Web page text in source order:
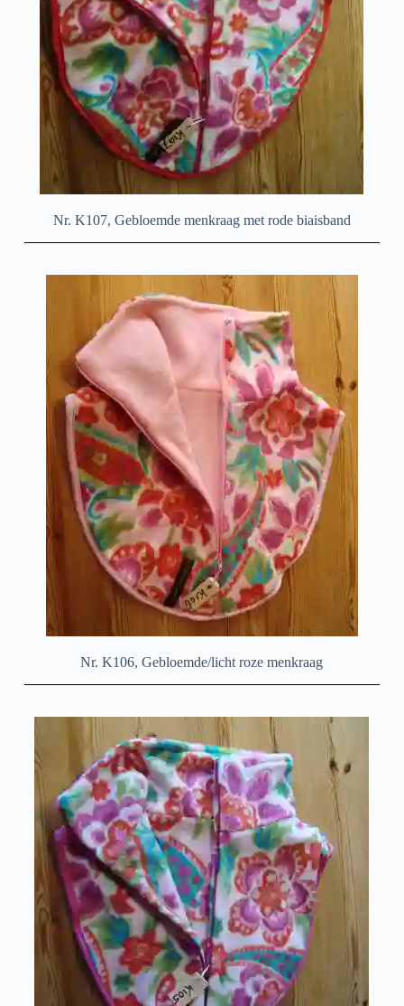
Nr. K107, Gebloemde menkraag met rode biaisband
Nr. K106, Gebloemde/licht roze menkraag